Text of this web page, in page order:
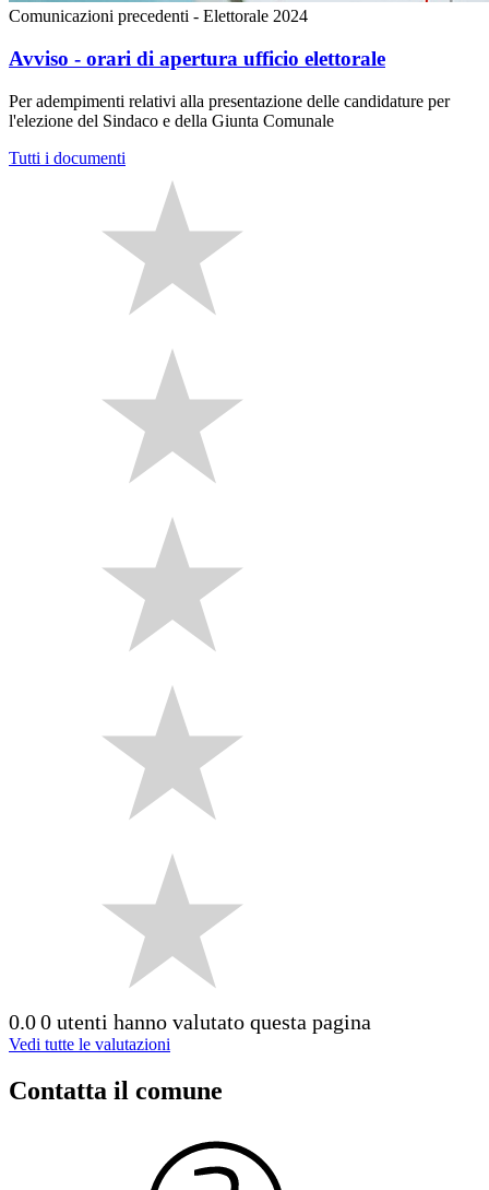
Comunicazioni precedenti - Elettorale 2024
Avviso - orari di apertura ufficio elettorale
Per adempimenti relativi alla presentazione delle candidature per
l'elezione del Sindaco e della Giunta Comunale
Tutti i documenti
0.00 utenti hanno valutato questa pagina
Vedi tutte le valutazioni
Contatta il comune